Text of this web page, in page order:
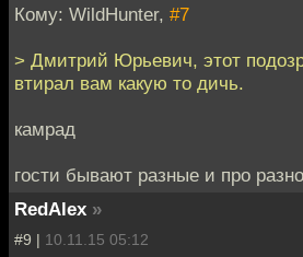
Кому: WildHunter, #7
> Дмитрий Юрьевич, этот
втирал вам какую то дичь.
камрад
гости бывают разные и про
RedAlex »
#9 | 10.11.15 05:12